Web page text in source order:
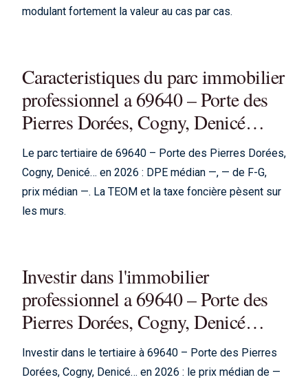
modulant fortement la valeur au cas par cas.
Caracteristiques du parc immobilier
professionnel a 69640 – Porte des
Pierres Dorées, Cogny, Denicé…
Le parc tertiaire de 69640 – Porte des Pierres Dorées,
Cogny, Denicé… en 2026 : DPE médian —, — de F-G,
prix médian —. La TEOM et la taxe foncière pèsent sur
les murs.
Investir dans l'immobilier
professionnel a 69640 – Porte des
Pierres Dorées, Cogny, Denicé…
Investir dans le tertiaire à 69640 – Porte des Pierres
Dorées, Cogny, Denicé… en 2026 : le prix médian de —